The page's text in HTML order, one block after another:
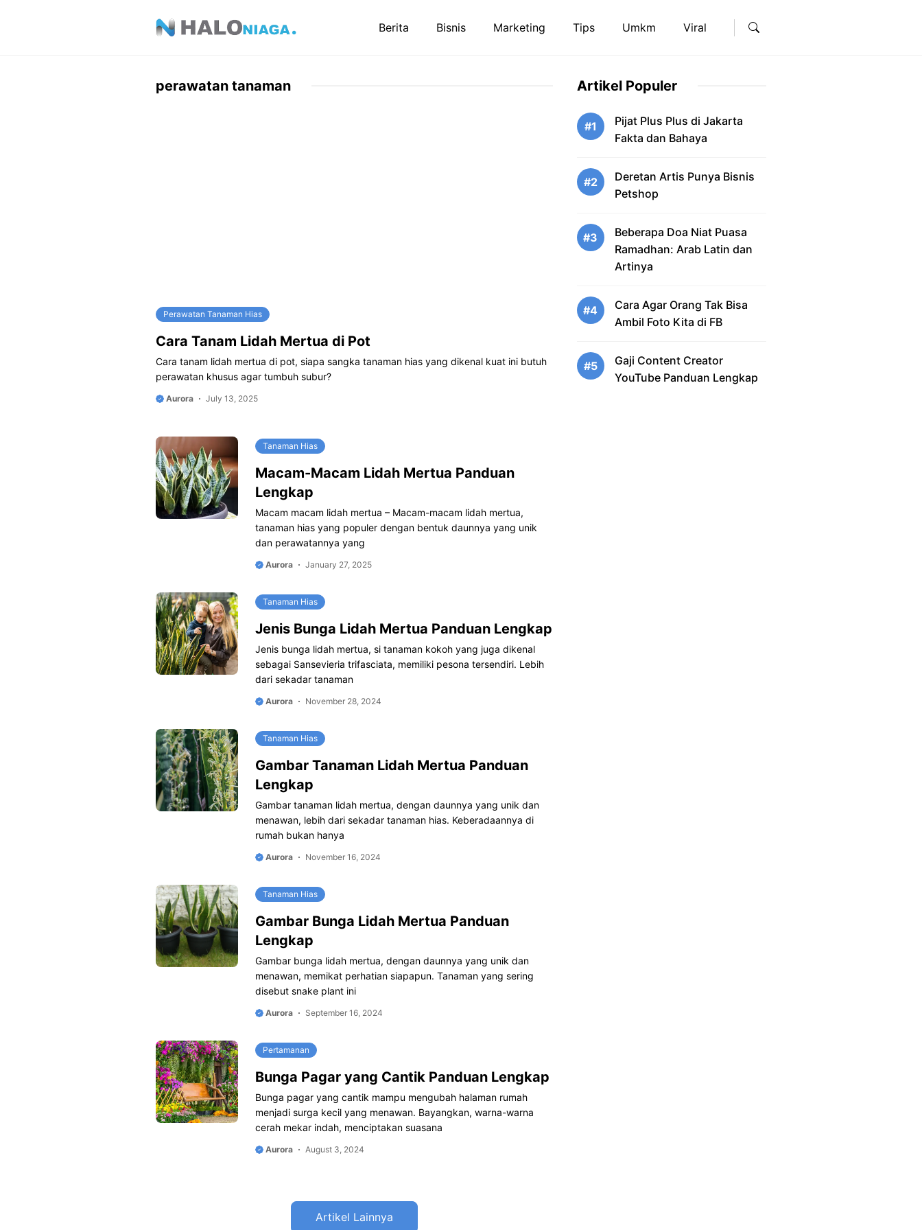
Berita Bisnis Marketing Tips Umkm Viral
perawatan tanaman
Perawatan Tanaman Hias
Cara Tanam Lidah Mertua di Pot
Cara tanam lidah mertua di pot, siapa sangka tanaman hias yang dikenal kuat ini butuh
perawatan khusus agar tumbuh subur?
Aurora July 13, 2025
Tanaman Hias
Macam-Macam Lidah Mertua Panduan
Lengkap
Macam macam lidah mertua – Macam-macam lidah mertua,
tanaman hias yang populer dengan bentuk daunnya yang unik
dan perawatannya yang
Aurora January 27, 2025
Tanaman Hias
Jenis Bunga Lidah Mertua Panduan Lengkap
Jenis bunga lidah mertua, si tanaman kokoh yang juga dikenal
sebagai Sansevieria trifasciata, memiliki pesona tersendiri. Lebih
dari sekadar tanaman
Aurora November 28, 2024
Tanaman Hias
Gambar Tanaman Lidah Mertua Panduan
Lengkap
Gambar tanaman lidah mertua, dengan daunnya yang unik dan
menawan, lebih dari sekadar tanaman hias. Keberadaannya di
rumah bukan hanya
Aurora November 16, 2024
Tanaman Hias
Gambar Bunga Lidah Mertua Panduan
Lengkap
Gambar bunga lidah mertua, dengan daunnya yang unik dan
menawan, memikat perhatian siapapun. Tanaman yang sering
disebut snake plant ini
Aurora September 16, 2024
Pertamanan
Bunga Pagar yang Cantik Panduan Lengkap
Bunga pagar yang cantik mampu mengubah halaman rumah
menjadi surga kecil yang menawan. Bayangkan, warna-warna
cerah mekar indah, menciptakan suasana
Aurora August 3, 2024
Artikel Lainnya
Artikel Populer
#1
Pijat Plus Plus di Jakarta
Fakta dan Bahaya
#2
Deretan Artis Punya Bisnis
Petshop
#3
Beberapa Doa Niat Puasa
Ramadhan: Arab Latin dan
Artinya
#4
Cara Agar Orang Tak Bisa
Ambil Foto Kita di FB
#5
Gaji Content Creator
YouTube Panduan Lengkap